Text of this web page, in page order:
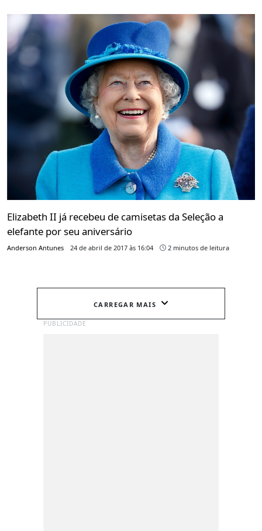
Elizabeth II já recebeu de camisetas da Seleção a
elefante por seu aniversário
Anderson Antunes 24 de abril de 2017 às 16:04 2 minutos de leitura
CARREGAR MAIS
PUBLICIDADE